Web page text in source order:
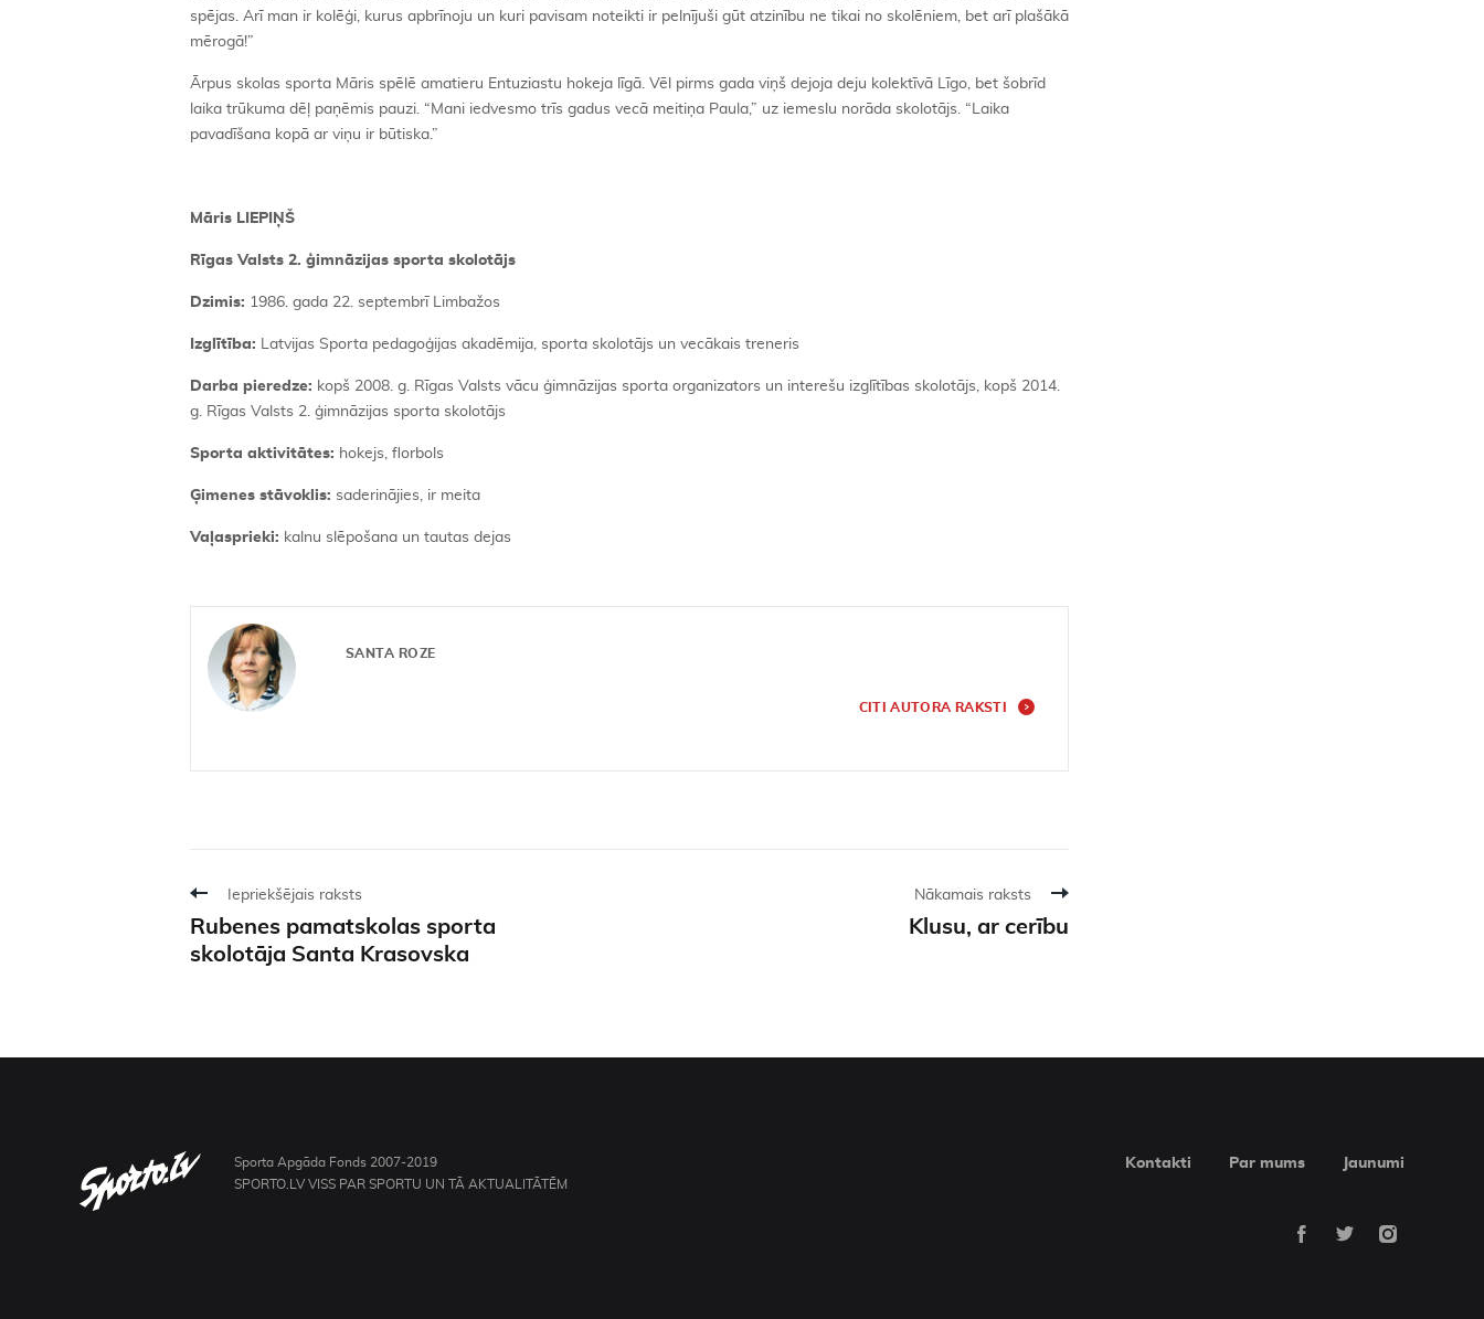
spējas. Arī man ir kolēģi, kurus apbrīnoju un kuri pavisam noteikti ir pelnījuši gūt atzinību ne tikai no skolēniem, bet arī plašākā
mērogā!”
Ārpus skolas sporta Māris spēlē amatieru Entuziastu hokeja līgā. Vēl pirms gada viņš dejoja deju kolektīvā Līgo, bet šobrīd
laika trūkuma dēļ paņēmis pauzi. “Mani iedvesmo trīs gadus vecā meitiņa Paula,” uz iemeslu norāda skolotājs. “Laika
pavadīšana kopā ar viņu ir būtiska.”
Māris LIEPIŅŠ
Rīgas Valsts 2. ģimnāzijas sporta skolotājs
Dzimis: 1986. gada 22. septembrī Limbažos
Izglītība: Latvijas Sporta pedagoģijas akadēmija, sporta skolotājs un vecākais treneris
Darba pieredze: kopš 2008. g. Rīgas Valsts vācu ģimnāzijas sporta organizators un interešu izglītības skolotājs, kopš 2014.
g. Rīgas Valsts 2. ģimnāzijas sporta skolotājs
Sporta aktivitātes: hokejs, florbols
Ģimenes stāvoklis: saderinājies, ir meita
Vaļasprieki: kalnu slēpošana un tautas dejas
SANTA ROZE
CITI AUTORA RAKSTI
Iepriekšējais raksts
Rubenes pamatskolas sporta
skolotāja Santa Krasovska
Nākamais raksts
Klusu, ar cerību
Sporta Apgāda Fonds 2007-2019
SPORTO.LV VISS PAR SPORTU UN TĀ AKTUALITĀTĒM
Kontakti Par mums Jaunumi